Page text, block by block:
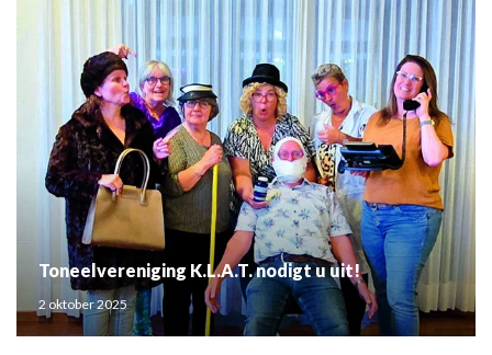
Toneelvereniging K.L.A.T. nodigt u uit!
2 oktober 2025